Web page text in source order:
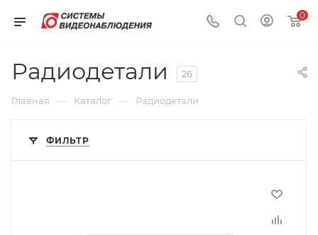
0
Радиодетали 26
Главная — Каталог — Радиодетали
ФИЛЬТР